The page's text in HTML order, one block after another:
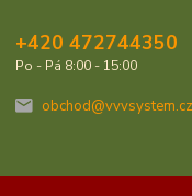
+420 472744350
Po - Pá 8:00 - 15:00
obchod@vvvsystem.cz